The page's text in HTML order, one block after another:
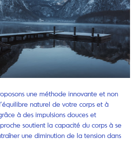
une méthode innovante et non
naturel de votre corps et à
à des impulsions douces et
soutient la capacité du corps à se
une diminution de la tension dans